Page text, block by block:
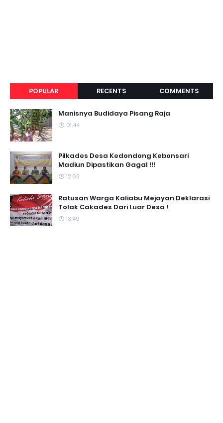
POPULAR RECENTS COMMENTS
Manisnya Budidaya Pisang Raja
01.44
Pilkades Desa Kedondong Kebonsari
Madiun Dipastikan Gagal !!!
12.03
Ratusan Warga Kaliabu Mejayan Deklarasi
Tolak Cakades Dari Luar Desa !
13.49